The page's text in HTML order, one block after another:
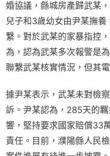
婚協議，縣城房產歸武某
兒子和3歲幼女由尹某撫
繫。對於武某的家暴指控
為，認為武某多次報警是
聯繫武某核實情況，但其
據尹某表示，武某未對檢
訴。尹某認為，285天的
響，堅持要求國家賠償33
責任。目前，濮陽縣人民